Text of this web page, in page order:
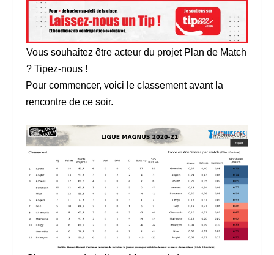
Vous souhaitez être acteur du projet Plan de Match
? Tipez-nous !
Pour commencer, voici le classement avant la
rencontre de ce soir.